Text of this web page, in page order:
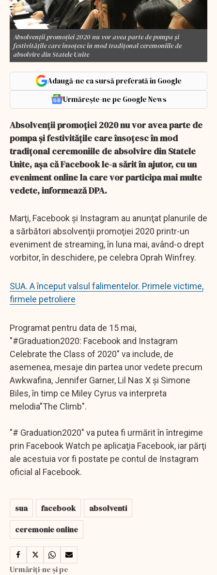
Absolvenţii promoţiei 2020 nu vor avea parte de pompa şi
festivităţile care însoţesc în mod tradiţonal ceremoniile de
absolvire din Statele Unite
Adaugă-ne ca sursă preferată în Google
Urmărește-ne pe Google News
Absolvenţii promoţiei 2020 nu vor avea parte de
pompa şi festivităţile care însoţesc în mod
tradiţonal ceremoniile de absolvire din Statele
Unite, aşa că Facebook le-a sărit în ajutor, cu un
eveniment online la care vor participa mai multe
vedete, informează DPA.
Marţi, Facebook şi Instagram au anunţat planurile de
a sărbători absolvenţii promoţiei 2020 printr-un
eveniment de streaming, în luna mai, având-o drept
vorbitor, în deschidere, pe celebra Oprah Winfrey.
SUA. A început valsul falimentelor. Primele victime,
firmele petroliere
Programat pentru data de 15 mai,
"#Graduation2020: Facebook and Instagram
Celebrate the Class of 2020" va include, de
asemenea, mesaje din partea unor vedete precum
Awkwafina, Jennifer Garner, Lil Nas X şi Simone
Biles, în timp ce Miley Cyrus va interpreta
melodia"The Climb".
"# Graduation2020" va putea fi urmărit în întregime
prin Facebook Watch pe aplicaţia Facebook, iar părţi
ale acestuia vor fi postate pe contul de Instagram
oficial al Facebook.
sua facebook
absolventi
ceremonie online
Urmăriți-ne și pe